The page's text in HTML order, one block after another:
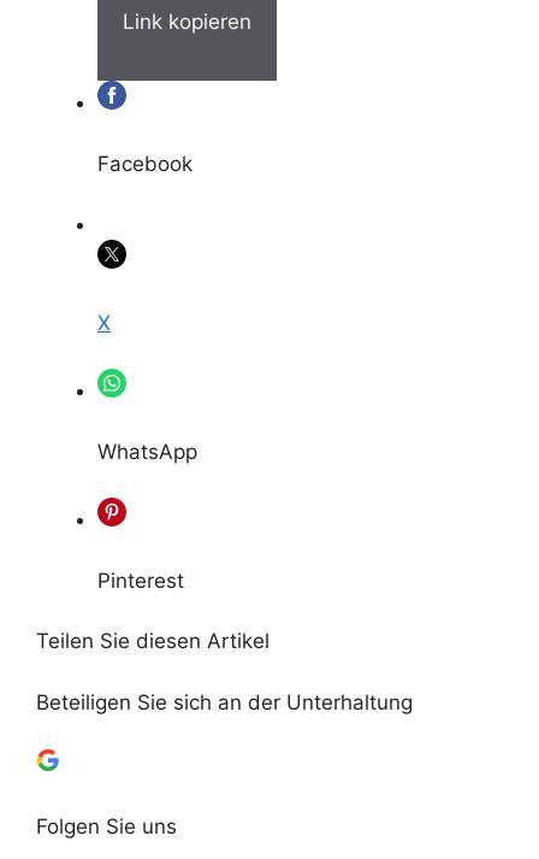
Link kopieren
Facebook
X
WhatsApp
Pinterest
Teilen Sie diesen Artikel
Beteiligen Sie sich an der Unterhaltung
Folgen Sie uns